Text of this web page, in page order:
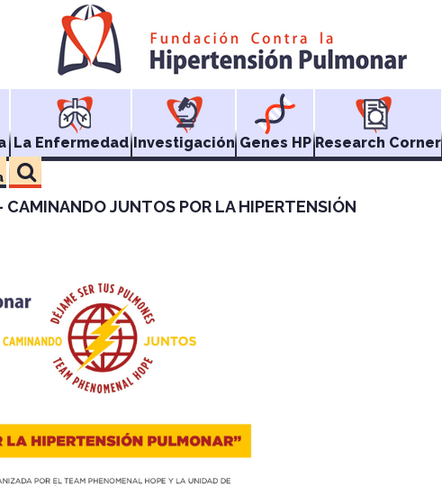
La Enfermedad Investigación Genes HP Research Corner
CAMINANDO JUNTOS POR LA HIPERTENSIÓN